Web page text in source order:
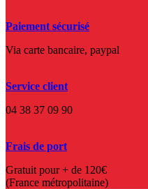
Paiement sécurisé
Via carte bancaire, paypal
Service client
04 38 37 09 90
Frais de port
Gratuit pour + de 120€
(France métropolitaine)